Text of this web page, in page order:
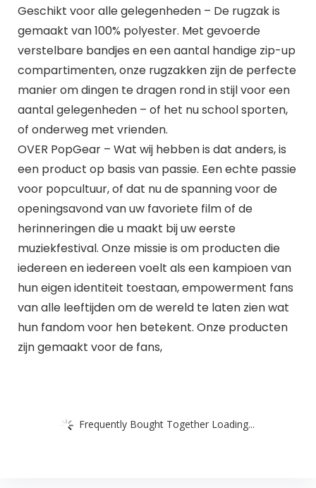
Geschikt voor alle gelegenheden – De rugzak is
gemaakt van 100% polyester. Met gevoerde
verstelbare bandjes en een aantal handige zip-up
compartimenten, onze rugzakken zijn de perfecte
manier om dingen te dragen rond in stijl voor een
aantal gelegenheden – of het nu school sporten,
of onderweg met vrienden.
OVER PopGear – Wat wij hebben is dat anders, is
een product op basis van passie. Een echte passie
voor popcultuur, of dat nu de spanning voor de
openingsavond van uw favoriete film of de
herinneringen die u maakt bij uw eerste
muziekfestival. Onze missie is om producten die
iedereen en iedereen voelt als een kampioen van
hun eigen identiteit toestaan, empowerment fans
van alle leeftijden om de wereld te laten zien wat
hun fandom voor hen betekent. Onze producten
zijn gemaakt voor de fans,
Frequently Bought Together Loading...